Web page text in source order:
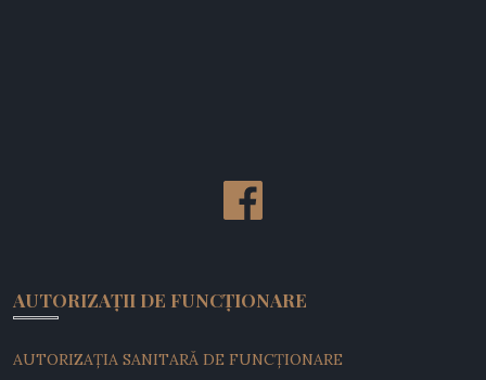
AUTORIZAȚII DE FUNCȚIONARE
AUTORIZAȚIA SANITARĂ DE FUNCȚIONARE